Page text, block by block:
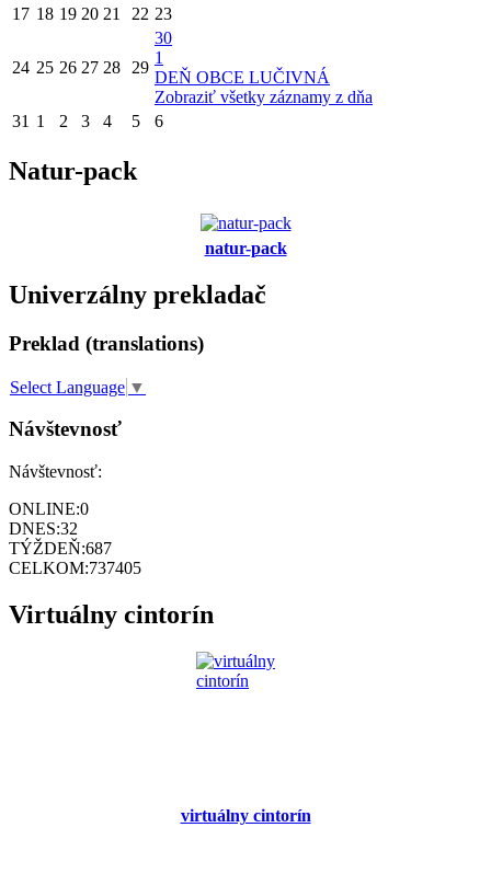
17 18 19 20 21 22 23
24 25 26 27 28 29
30
1
DEŇ OBCE LUČIVNÁ
Zobraziť všetky záznamy z dňa
31 1 2 3 4 5 6
Natur-pack
natur-pack
Univerzálny prekladač
Preklad (translations)
Select Language ▼
Návštevnosť
Návštevnosť:
ONLINE:0
DNES:32
TÝŽDEŇ:687
CELKOM:737405
Virtuálny cintorín
virtuálny cintorín